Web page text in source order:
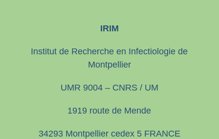
IRIM
Institut de Recherche en Infectiologie de
Montpellier
UMR 9004 – CNRS / UM
1919 route de Mende
34293 Montpellier cedex 5 FRANCE